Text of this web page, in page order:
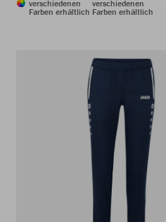
verschiedenen
Farben erhältlich
verschiedenen
Farben erhältlich